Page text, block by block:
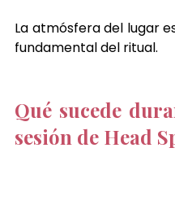
La atmósfera del lugar
fundamental del ritual.
Qué sucede
sesión de Head